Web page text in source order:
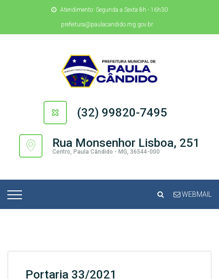
Atendimento: Segunda a Sexta 8h - 16h30
prefeitura@paulacandido.mg.gov.br
(32) 99820-7495
Rua Monsenhor Lisboa, 251
Centro, Paula Cândido - MG, 36544-000
WEBMAIL
Portaria 33/2021